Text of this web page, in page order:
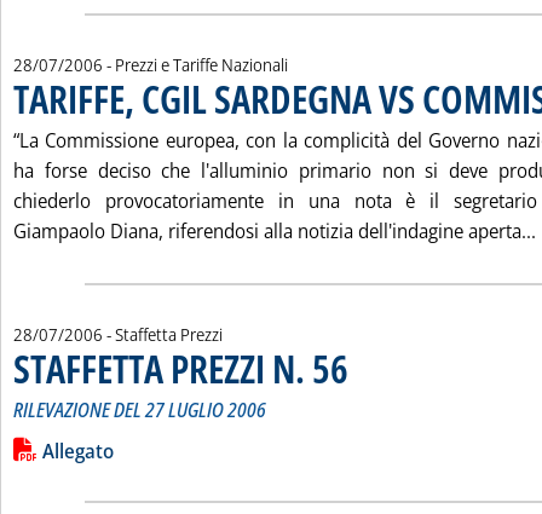
28/07/2006 - Prezzi e Tariffe Nazionali
TARIFFE, CGIL SARDEGNA VS
“La Commissione europea, con la complicità del Governo
ha forse deciso che l'alluminio primario non si deve
chiederlo provocatoriamente in una nota è il
Giampaolo Diana, riferendosi alla notizia dell'indagine aperta...
28/07/2006 - Staffetta Prezzi
STAFFETTA PREZZI N. 56
RILEVAZIONE DEL 27 LUGLIO 2006
Leggi tutta la notizia: 'STAFFETTA PREZZI N. 56'
Lista allegati PDF alla notizia
Allegato